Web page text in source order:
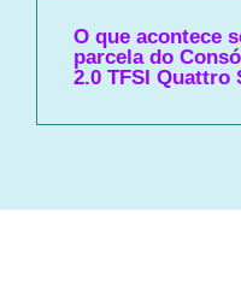
O que acontece
parcela do
2.0 TFSI Quattro